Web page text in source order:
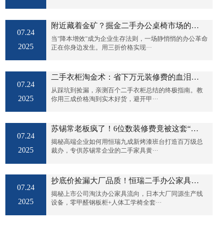
07.24
2025
附近藏着金矿？掘金二手办公桌椅市场的省
钱升级术
当"降本增效"成为企业生存法则，一场静悄悄的办公革命
正在你身边发生。用三折价格实现···
07.24
2025
二手衣柜淘金术：省下万元装修费的血泪实
战攻略
从踩坑到捡漏，亲测百个二手衣柜总结的终极指南。教
你用三成价格淘到实木好货，避开甲···
07.24
2025
苏锡常老板疯了！6位数装修费竟被这套“二
手神器”省下
揭秘高端企业如何用恒瑞九成新烤漆班台打造百万级总
裁办，专供苏锡常企业的二手家具黄···
07.24
2025
抄底价捡漏大厂品质！恒瑞二手办公家具清
仓：员工位+储物柜全套一折起，闪电发全国
揭秘上市公司淘汰办公家具流向，日本大厂同源生产线
设备，零甲醛钢板柜+人体工学椅全套···